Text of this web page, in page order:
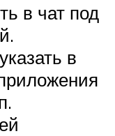
в чат под
в